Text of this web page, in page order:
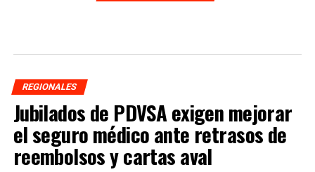
REGIONALES
Jubilados de PDVSA exigen mejorar
el seguro médico ante retrasos de
reembolsos y cartas aval